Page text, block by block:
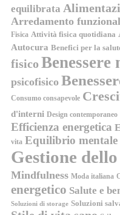
equilibrata
Arredamento
Fisica Attività fisica quotidiana
Autocura Benefici per la
fisico Benessere
psicofisico
Consumo consapevole
d'interni Design contemporaneo
Efficienza energetica
vita Equilibrio mentale
Gestione dello
Mindfulness Moda italiana
energetico Salute e
Soluzioni di storage Soluzioni